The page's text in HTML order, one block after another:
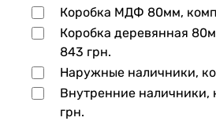
Коробка МДФ 80мм,
Коробка деревянная
843 грн.
Наружные наличники,
Внутренние наличники,
грн.